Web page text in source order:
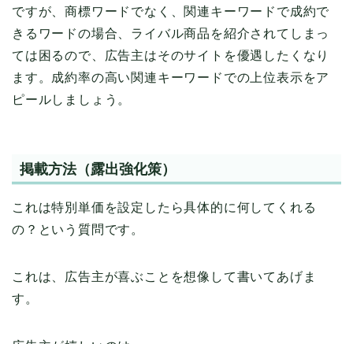
ですが、商標ワードでなく、関連キーワードで成約で
きるワードの場合、ライバル商品を紹介されてしまっ
ては困るので、広告主はそのサイトを優遇したくなり
ます。成約率の高い関連キーワードでの上位表示をア
ピールしましょう。
掲載方法（露出強化策）
これは特別単価を設定したら具体的に何してくれる
の？という質問です。
これは、広告主が喜ぶことを想像して書いてあげま
す。